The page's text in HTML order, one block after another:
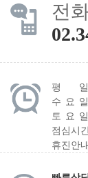
전
평
수 요 일
토 요 일
점심시
휴진안내